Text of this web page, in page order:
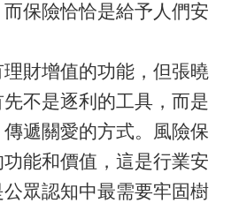
保險恰恰是給予人們安
財增值的功能，但張曉
不是逐利的工具，而是
遞關愛的方式。風險保
能和價值，這是行業安
眾認知中最需要牢固樹